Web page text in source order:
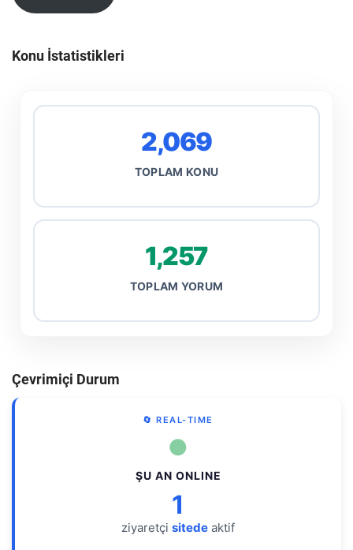
Konu İstatistikleri
2,069
TOPLAM KONU
1,257
TOPLAM YORUM
Çevrimiçi Durum
🔄 REAL-TIME
●
ŞU AN ONLINE
1
ziyaretçi sitede aktif